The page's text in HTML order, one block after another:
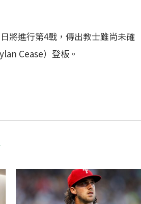
將進行第4戰，傳出教士雖尚未確
Cease）登板。